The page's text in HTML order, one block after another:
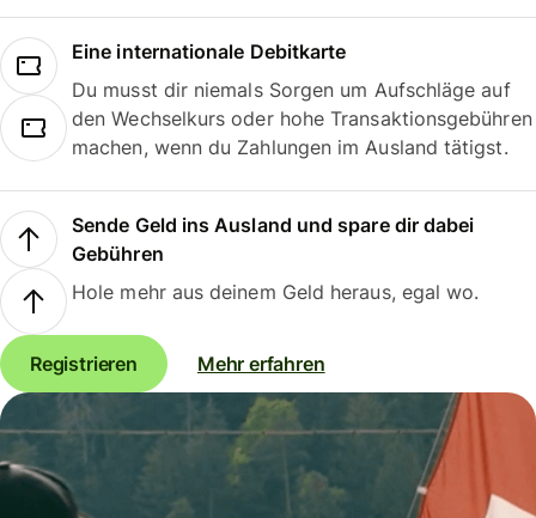
Eine internationale Debitkarte
Du musst dir niemals Sorgen um Aufschläge auf
den Wechselkurs oder hohe Transaktionsgebühren
machen, wenn du Zahlungen im Ausland tätigst.
Sende Geld ins Ausland und spare dir dabei
Gebühren
Hole mehr aus deinem Geld heraus, egal wo.
Registrieren Mehr erfahren